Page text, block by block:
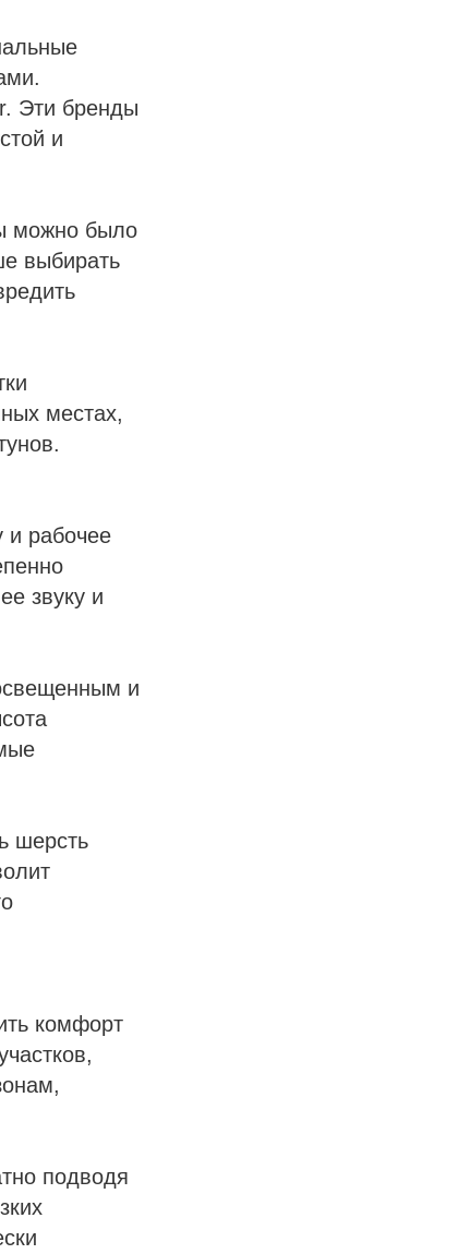
Эти бренды
и
можно было
выбирать
местах,
и рабочее
звуку и
и
шерсть
комфорт
подводя